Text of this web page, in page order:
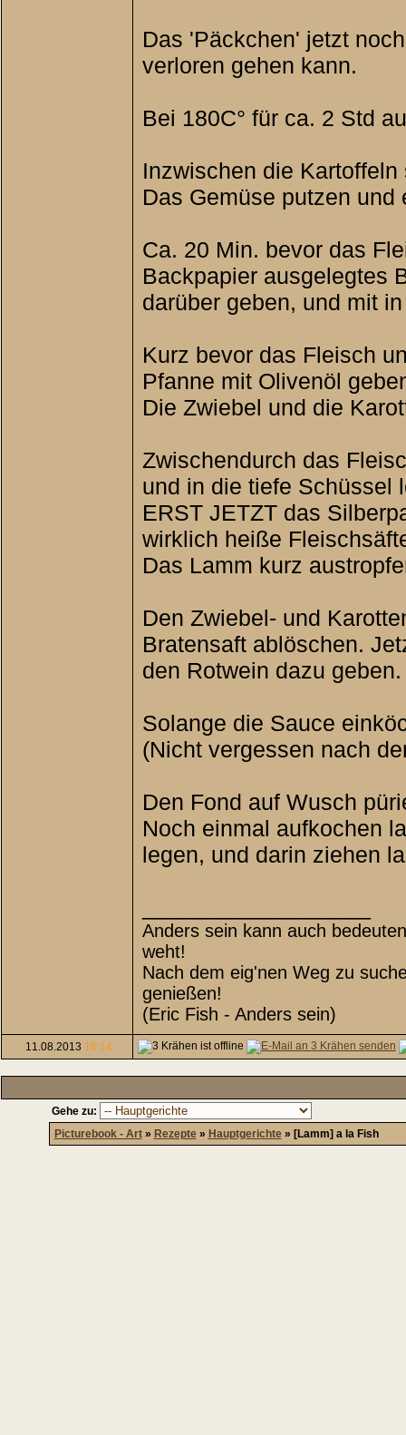
Das 'Päckchen' jetzt
verloren gehen kann.
Bei 180C° für ca. 2 Std
Inzwischen die
Das Gemüse putzen
Ca. 20 Min. bevor das
Backpapier ausgelegtes
darüber geben, und mit
Kurz bevor das Fleisch
Pfanne mit Olivenöl
Die Zwiebel und die
Zwischendurch das
und in die tiefe Schüssel
ERST JETZT das
wirklich heiße
Das Lamm kurz
Den Zwiebel- und
Bratensaft ablöschen.
den Rotwein dazu geben.
Solange die Sauce
(Nicht vergessen nach
Den Fond auf Wusch
Noch einmal aufkochen
legen, und darin ziehen
Anders sein kann auch
weht!
Nach dem eig'nen Weg zu
genießen!
(Eric Fish - Anders sein)
11.08.2013 16:14
Gehe zu:
Picturebook - Art» Rezepte» Hauptgerichte» [Lamm] a la Fish